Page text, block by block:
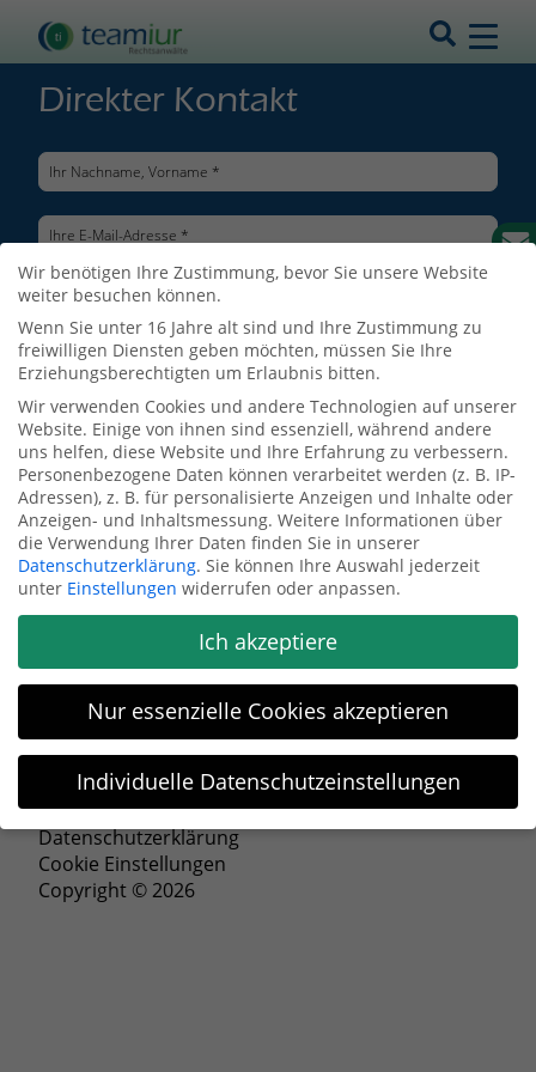
Direkter Kontakt
Ich bin mit der Verarbeitung meiner Daten entsprechend der
Datenschutzerklärungeinverstanden.
Anfrage senden
Impressum
Datenschutzerklärung
Cookie Einstellungen
Copyright © 2026
Wir benötigen Ihre Zustimmung, bevor Sie unsere Website
weiter besuchen können.
Wenn Sie unter 16 Jahre alt sind und Ihre Zustimmung zu
freiwilligen Diensten geben möchten, müssen Sie Ihre
Erziehungsberechtigten um Erlaubnis bitten.
Wir verwenden Cookies und andere Technologien auf unserer
Website. Einige von ihnen sind essenziell, während andere
uns helfen, diese Website und Ihre Erfahrung zu verbessern.
Personenbezogene Daten können verarbeitet werden (z. B. IP-
Adressen), z. B. für personalisierte Anzeigen und Inhalte oder
Anzeigen- und Inhaltsmessung. Weitere Informationen über
die Verwendung Ihrer Daten finden Sie in unserer
Datenschutzerklärung. Sie können Ihre Auswahl jederzeit
unter Einstellungen widerrufen oder anpassen.
Ich akzeptiere
Nur essenzielle Cookies akzeptieren
Individuelle Datenschutzeinstellungen
Datenschutzeinstellungen
Wenn Sie unter 16 Jahre alt sind und Ihre Zustimmung zu
freiwilligen Diensten geben möchten, müssen Sie Ihre